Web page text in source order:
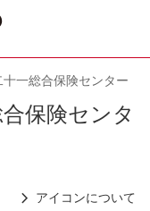
十一総合保険センター
保険センタ
アイコンについて